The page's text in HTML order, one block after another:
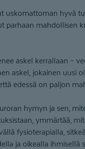
uskomattoman hyvä
parhaan mahdollisen
askel kerrallaan –
askel, jokainen uusi
edessä on paljon
hymyn ja sen,
ymmärtää,
fysioterapialla,
ja oikealla ihmisellä